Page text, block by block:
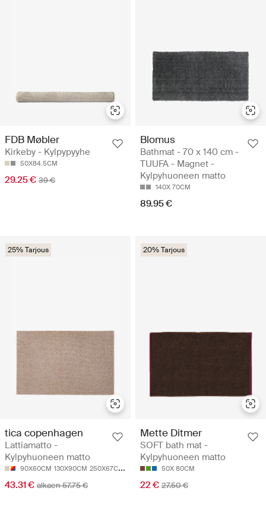
FDB Møbler
Kirkeby - Kylpypyyhe
50X84.5CM
29.25 € 39 €
Blomus
Bathmat - 70 x 140 cm -
TUUFA - Magnet -
Kylpyhuoneen matto
140X 70CM
89.95 €
25% Tarjous
tica copenhagen
Lattiamatto -
Kylpyhuoneen matto
90X60CM 130X90CM 250X67CM
43.31 € alkaen 57.75 €
20% Tarjous
Mette Ditmer
SOFT bath mat -
Kylpyhuoneen matto
50X 80CM
22 € 27.50 €